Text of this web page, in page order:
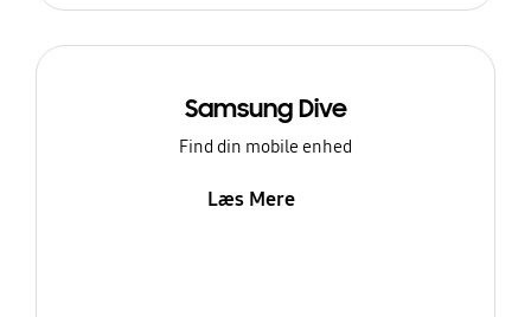
Samsung Dive
Find din mobile enhed
Læs Mere